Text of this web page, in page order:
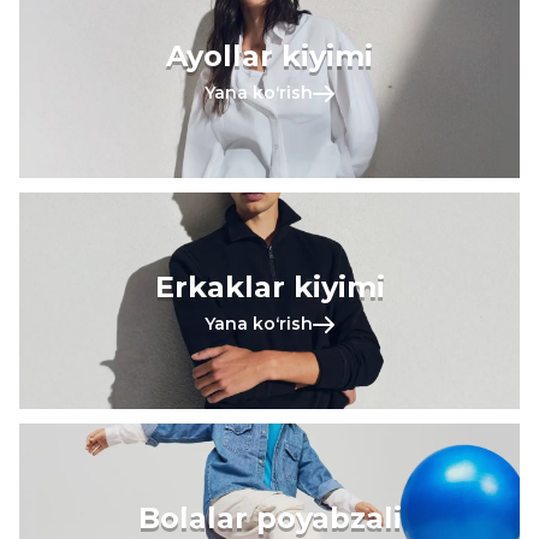
Ayollar kiyimi
Yana koʻrish
Erkaklar kiyimi
Yana koʻrish
Bolalar poyabzali